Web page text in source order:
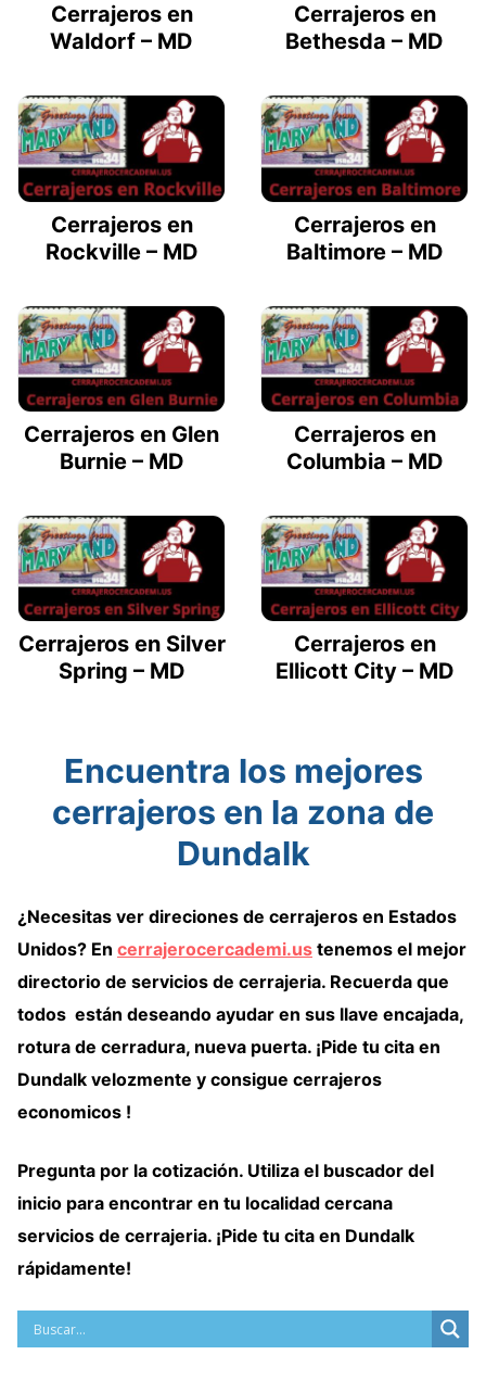
Cerrajeros en
Waldorf – MD
Cerrajeros en
Bethesda – MD
Cerrajeros en
Rockville – MD
Cerrajeros en
Baltimore – MD
Cerrajeros en Glen
Burnie – MD
Cerrajeros en
Columbia – MD
Cerrajeros en Silver
Spring – MD
Cerrajeros en
Ellicott City – MD
Encuentra los mejores
cerrajeros en la zona de
Dundalk
¿Necesitas ver direciones de cerrajeros en Estados
Unidos? En cerrajerocercademi.us tenemos el mejor
directorio de servicios de cerrajeria. Recuerda que
todos están deseando ayudar en sus llave encajada,
rotura de cerradura, nueva puerta. ¡Pide tu cita en
Dundalk velozmente y consigue cerrajeros
economicos !
Pregunta por la cotización. Utiliza el buscador del
inicio para encontrar en tu localidad cercana
servicios de cerrajeria. ¡Pide tu cita en Dundalk
rápidamente!